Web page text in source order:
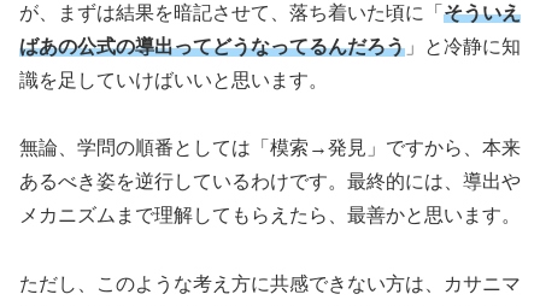
が、まずは結果を暗記させて、落ち着いた頃に「 そういえ
ばあの公式の導出ってどうなってるんだろう 」と冷静に知
識を足していけばいいと思います。
無論、学問の順番としては「模索→発見」ですから、本来
あるべき姿を逆行しているわけです。最終的には、導出や
メカニズムまで理解してもらえたら、最善かと思います。
ただし、このような考え方に共感できない方は、カサニマ